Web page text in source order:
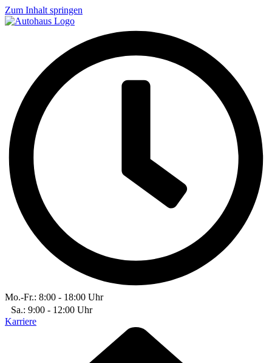
Zum Inhalt springen
Mo.-Fr.: 8:00 - 18:00 Uhr
Sa.: 9:00 - 12:00 Uhr
Karriere